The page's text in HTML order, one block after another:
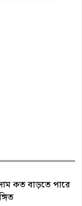
কত বাড়তে পারে